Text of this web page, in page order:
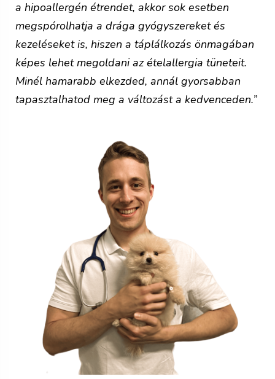
a hipoallergén étrendet, akkor sok esetben
megspórolhatja a drága gyógyszereket és
kezeléseket is, hiszen a táplálkozás önmagában
képes lehet megoldani az ételallergia tüneteit.
Minél hamarabb elkezded, annál gyorsabban
tapasztalhatod meg a változást a kedvenceden.”